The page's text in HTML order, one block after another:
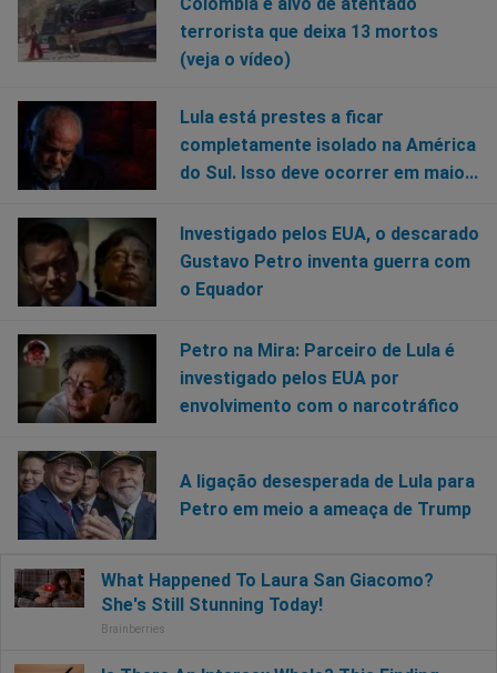
terrorista que deixa 13 mortos
(veja o vídeo)
Lula está prestes a ficar
completamente isolado na América
do Sul. Isso deve ocorrer em maio...
Investigado pelos EUA, o descarado
Gustavo Petro inventa guerra com
o Equador
Petro na Mira: Parceiro de Lula é
investigado pelos EUA por
envolvimento com o narcotráfico
A ligação desesperada de Lula para
Petro em meio a ameaça de Trump